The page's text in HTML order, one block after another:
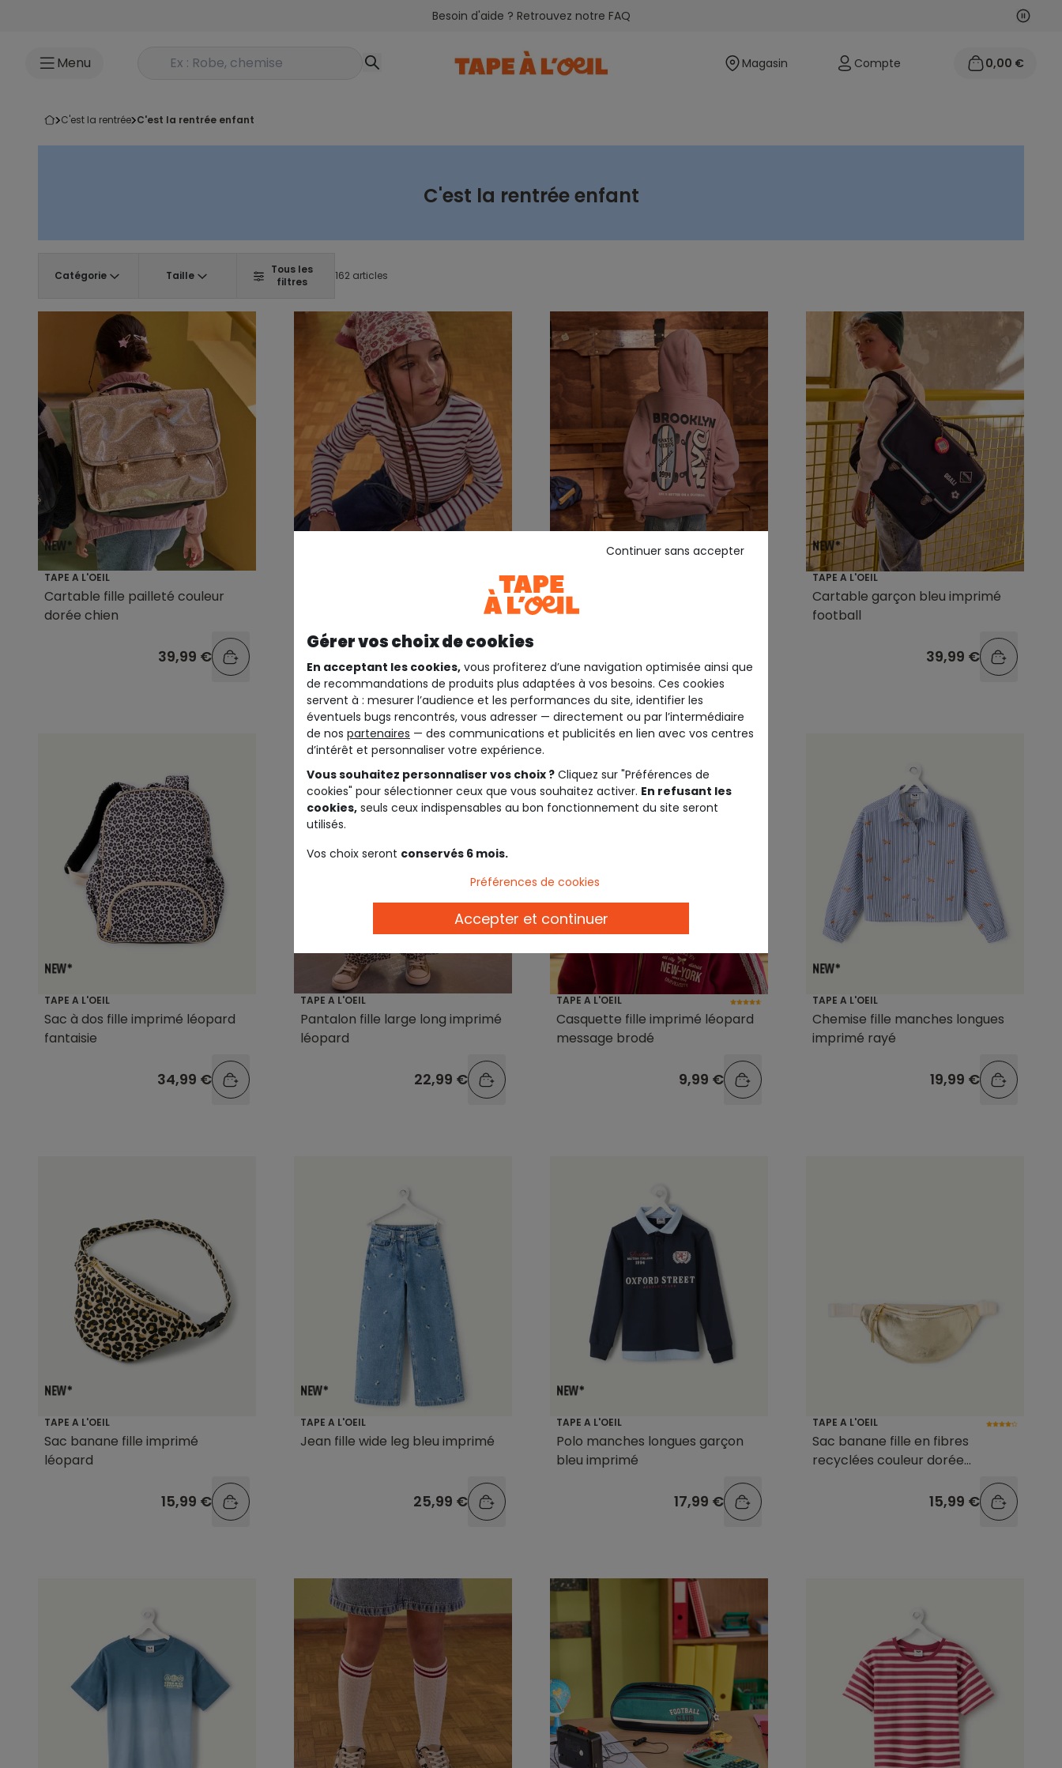
Besoin d'aide ? Retrouvez notre FAQ
Menu Rechercher un produit Magasin Compte 0,00 €
c'est la rentrée c'est la rentrée enfant
C'est la rentrée enfant
Catégorie Taille
Tous les
filtres
162 articles
TAPE A L'OEIL
Cartable fille pailleté couleur
dorée chien
39,99 €
TAPE A L'OEIL
Sweat garçon droit vieux rose
imprimé
TAPE A L'OEIL
Cartable garçon bleu imprimé
football
39,99 €
TAPE A L'OEIL
Sac à dos fille imprimé léopard
fantaisie
34,99 €
TAPE A L'OEIL
Pantalon fille large long imprimé
léopard
22,99 €
TAPE A L'OEIL
Casquette fille imprimé léopard
message brodé
9,99 €
TAPE A L'OEIL
Chemise fille manches longues
imprimé rayé
19,99 €
TAPE A L'OEIL
Sac banane fille imprimé
léopard
15,99 €
TAPE A L'OEIL
Jean fille wide leg bleu imprimé
25,99 €
TAPE A L'OEIL
Polo manches longues garçon
bleu imprimé
17,99 €
TAPE A L'OEIL
Sac banane fille en fibres
recyclées couleur dorée
15,99 €
Gérer vos choix de cookies
En acceptant les cookies, vous profiterez d’une navigation optimisée ainsi que
de recommandations de produits plus adaptées à vos besoins. Ces cookies
servent à : mesurer l’audience et les performances du site, identifier les
éventuels bugs rencontrés, vous adresser — directement ou par l’intermédiaire
de nos partenaires — des communications et publicités en lien avec vos centres
d’intérêt et personnaliser votre expérience.
Vous souhaitez personnaliser vos choix ? Cliquez sur "Préférences de
cookies" pour sélectionner ceux que vous souhaitez activer. En refusant les
cookies, seuls ceux indispensables au bon fonctionnement du site seront
utilisés.
Vos choix seront conservés 6 mois.
Continuer sans accepter
Préférences de cookies
Accepter et continuer